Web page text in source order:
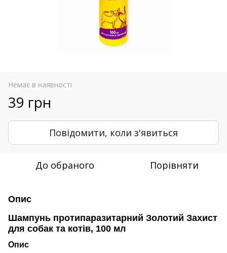
Немає в наявності
39 грн
Повідомити, коли з'явиться
До обраного Порівняти
Опис
Шампунь протипаразитарний Золотий Захист
для собак та котів, 100 мл
Опис